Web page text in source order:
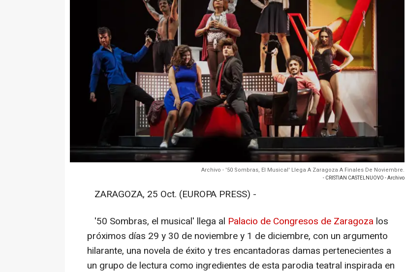
Archivo - '50 Sombras, El Musical' Llega A Zaragoza A Finales De Noviembre.
- CRISTIAN CASTELNUOVO - Archivo
ZARAGOZA, 25 Oct. (EUROPA PRESS) -
'50 Sombras, el musical' llega al Palacio de Congresos de Zaragoza los
próximos días 29 y 30 de noviembre y 1 de diciembre, con un argumento
hilarante, una novela de éxito y tres encantadoras damas pertenecientes a
un grupo de lectura como ingredientes de esta parodia teatral inspirada en